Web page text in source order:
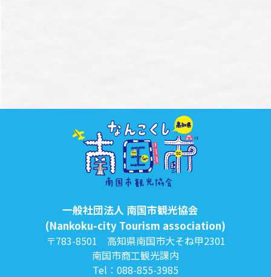
一般社団法人 南国市観光協会
(Nankoku-city Tourism association)
〒783-8501 高知県南国市大そね甲2301
南国市商工観光課内
Tel：088-855-3985